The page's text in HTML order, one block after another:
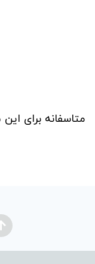
متاسفانه برای